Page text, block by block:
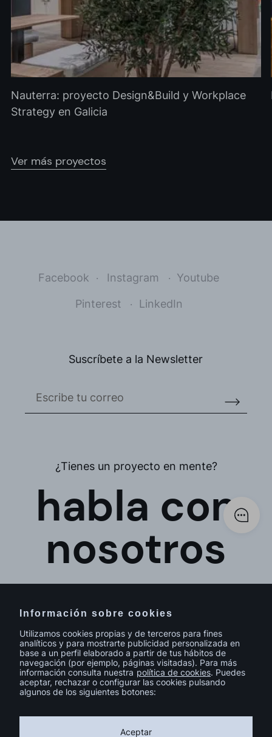
Nauterra: proyecto Design&Build y Workplace
Strategy en Galicia
Ver más proyectos
Facebook Instagram Youtube
Pinterest LinkedIn
Suscríbete a la Newsletter
¿Tienes un proyecto en mente?
habla con
nosotros
Información sobre cookies
Utilizamos cookies propias y de terceros para fines
analíticos y para mostrarte publicidad personalizada en
base a un perfil elaborado a partir de tus hábitos de
navegación (por ejemplo, páginas visitadas). Para más
información consulta nuestra política de cookies. Puedes
aceptar, rechazar o configurar las cookies pulsando
algunos de los siguientes botones:
Aceptar